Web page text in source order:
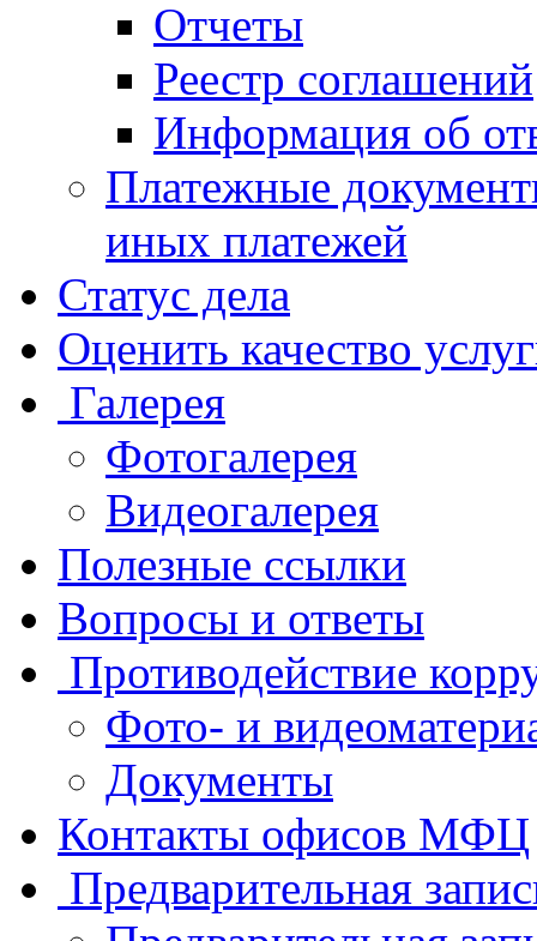
Отчеты
Реестр соглашений
Информация об
Платежные
иных платежей
Статус дела
Оценить качество
Галерея
Фотогалерея
Видеогалерея
Полезные ссылки
Вопросы и ответы
Противодействие
Фото- и
Документы
Контакты офисов МФЦ
Предварительная